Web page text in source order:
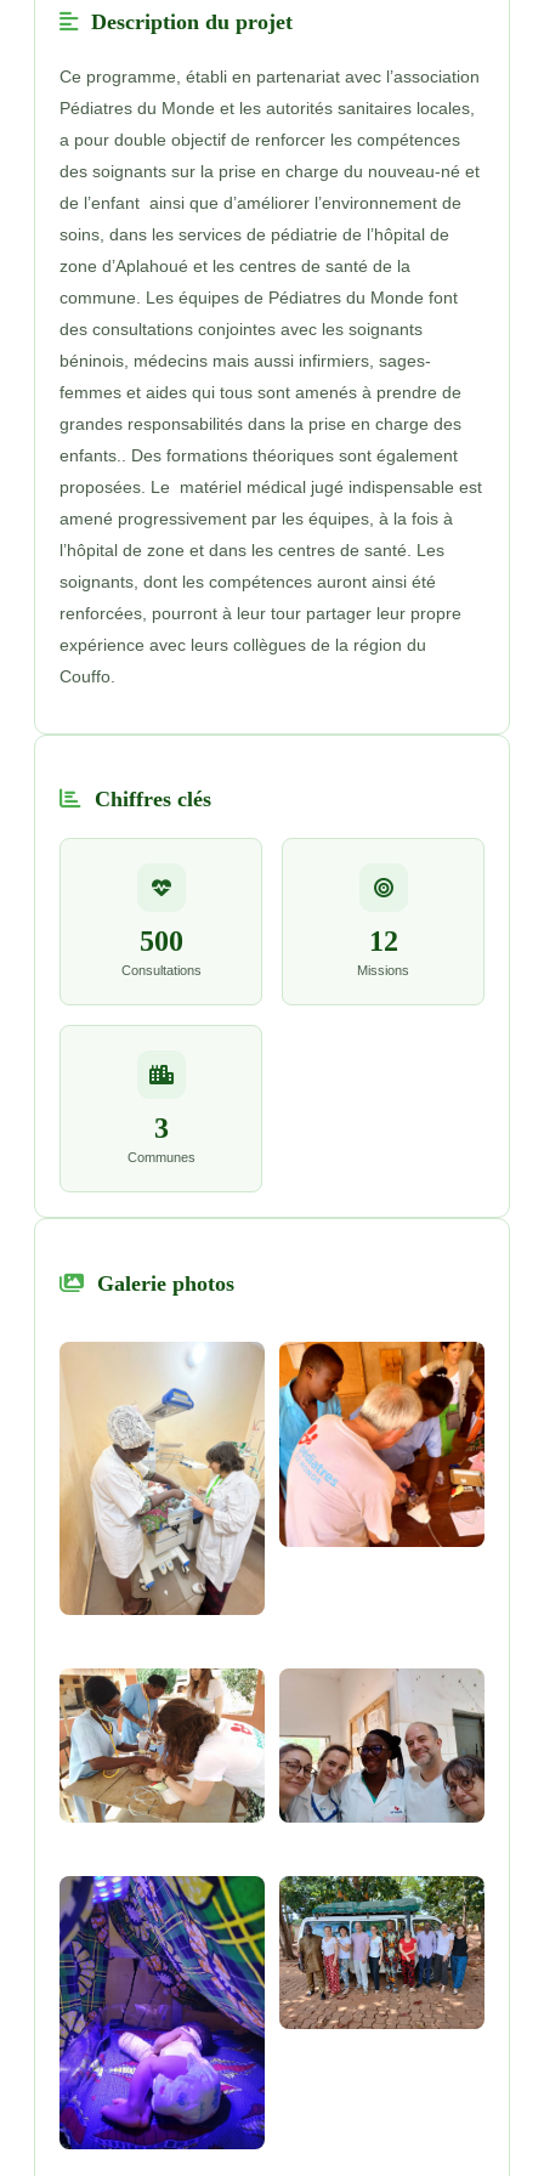
Description du projet
Ce programme, établi en partenariat avec l’association
Pédiatres du Monde et les autorités sanitaires locales,
a pour double objectif de renforcer les compétences
des soignants sur la prise en charge du nouveau-né et
de l’enfant ainsi que d’améliorer l’environnement de
soins, dans les services de pédiatrie de l’hôpital de
zone d’Aplahoué et les centres de santé de la
commune. Les équipes de Pédiatres du Monde font
des consultations conjointes avec les soignants
béninois, médecins mais aussi infirmiers, sages-
femmes et aides qui tous sont amenés à prendre de
grandes responsabilités dans la prise en charge des
enfants.. Des formations théoriques sont également
proposées. Le matériel médical jugé indispensable est
amené progressivement par les équipes, à la fois à
l’hôpital de zone et dans les centres de santé. Les
soignants, dont les compétences auront ainsi été
renforcées, pourront à leur tour partager leur propre
expérience avec leurs collègues de la région du
Couffo.
Chiffres clés
500
Consultations
12
Missions
3
Communes
Galerie photos